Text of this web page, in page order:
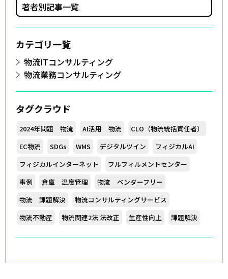
著者別記事一覧
カテゴリ一覧
物流ITコンサルティング
物流業務コンサルティング
タグクラウド
2024年問題 物流 AI活用 物流
CLO（物流統括責任者）
EC物流
SDGs WMS デジタルツイン
フィジカルAI
フィジカルインターネット
フルフィルメントセンター
事例
倉庫 温度管理
物流 ベンダーフリー
物流 課題解決
物流コンサルティングサービス
物流不動産
物流関連2法 法改正 生産性向上 課題解決